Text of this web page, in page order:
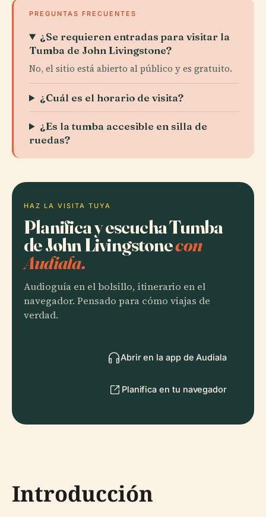
PREGUNTAS FRECUENTES
¿Se requieren entradas para visitar la
Tumba de John Livingstone?
No, el sitio está abierto al público y es gratuito.
¿Cuál es el horario de visita?
¿Es la tumba accesible en silla de
ruedas?
HAZ LA VISITA TUYA
Planifica y escucha Tumba
de John Livingstonecon
Audiala.
Audioguía en el bolsillo, itinerario en el
navegador. Pensado para cómo viajas de
verdad.
Abrir en la app de Audiala
Planifica en tu navegador
Introducción